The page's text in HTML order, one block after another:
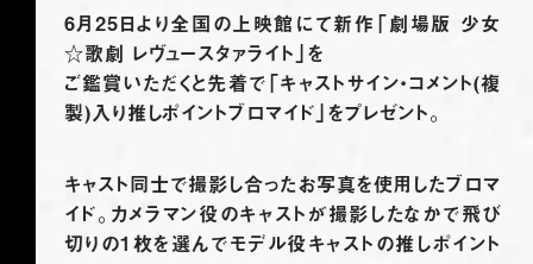
6月25日より全国の上映館にて新作「劇場版 少女
☆歌劇 レヴュースタァライト」を
ご鑑賞いただくと先着で「キャストサイン・コメント(複
製)入り推しポイントブロマイド」をプレゼント。
キャスト同士で撮影し合ったお写真を使用したブロマ
イド。カメラマン役のキャストが撮影したなかで飛び
切りの1枚を選んでモデル役キャストの推しポイント